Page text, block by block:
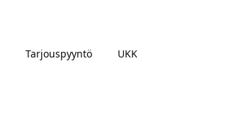
Tarjouspyyntö UKK